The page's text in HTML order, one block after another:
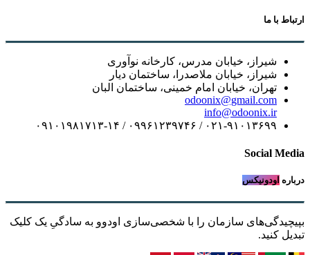
ارتباط با ما
شیراز، خیابان مدرس، کارخانه نوآوری
شیراز، خیابان ملاصدرا، ساختمان دیار
تهران، خیابان امام خمینی، ساختمان البان
odoonix@gmail.com
info@odoonix.ir
۰۲۱-۹۱۰۱۳۶۹۹ / ۰۹۹۶۱۲۳۹۷۴۶ / ۰۹۱۰۱۹۸۱۷۱۳-۱۴
Social Media
درباره اودونیکس
بپیچیدگی‌های سازمان را با شخصی‌سازی اودوو به سادگیِ یک کلیک
تبدیل کنید.